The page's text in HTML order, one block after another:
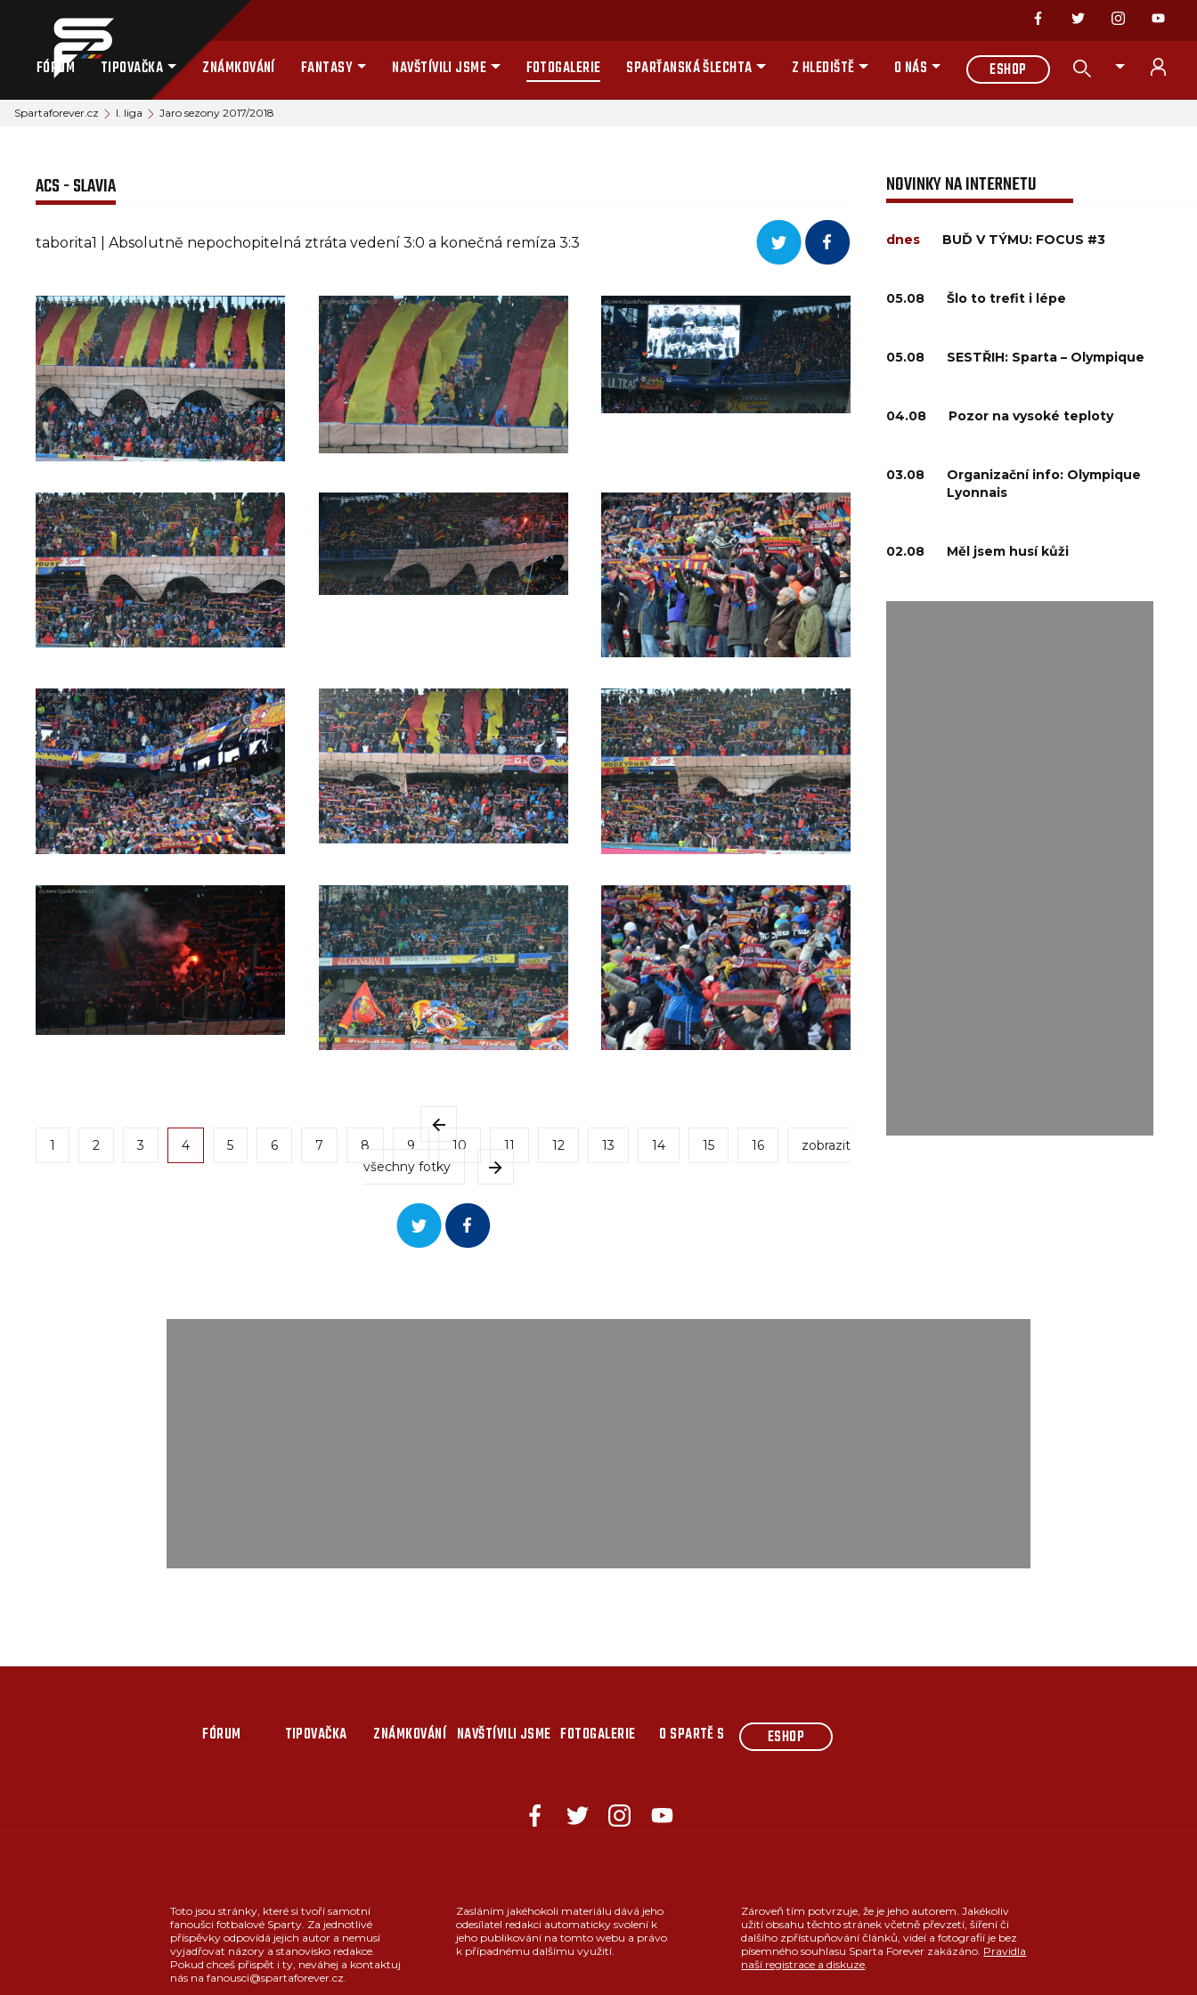
FÓRUM TIPOVAČKA ZNÁMKOVÁNÍ FANTASY NAVŠTÍVILI JSME FOTOGALERIE SPARŤANSKÁ ŠLECHTA Z HLEDIŠTĚ O NÁS ESHOP
Spartaforever.cz I. liga Jaro sezony 2017/2018
ACS - SLAVIA
taborita1 | Absolutně nepochopitelná ztráta vedení 3:0 a konečná remíza 3:3
1 2 3 4 5 6 7 8 9 10 11 12 13 14 15 16
zobrazit
všechny fotky
NOVINKY NA INTERNETU
dnes BUĎ V TÝMU: FOCUS #3
05.08 Šlo to trefit i lépe
05.08 SESTŘIH: Sparta – Olympique
04.08 Pozor na vysoké teploty
03.08
Organizační info: Olympique
Lyonnais
02.08 Měl jsem husí kůži
FÓRUM TIPOVAČKA ZNÁMKOVÁNÍ NAVŠTÍVILI JSME FOTOGALERIE O SPARTĚ S ESHOP
Toto jsou stránky, které si tvoří samotní
fanoušci fotbalové Sparty. Za jednotlivé
příspěvky odpovídá jejich autor a nemusí
vyjadřovat názory a stanovisko redakce.
Pokud chceš přispět i ty, neváhej a kontaktuj
nás na fanousci@spartaforever.cz.
Zasláním jakéhokoli materiálu dává jeho
odesílatel redakci automaticky svolení k
jeho publikování na tomto webu a právo
k případnému dalšímu využití.
Zároveň tím potvrzuje, že je jeho autorem. Jakékoliv
užití obsahu těchto stránek včetně převzetí, šíření či
dalšího zpřístupňování článků, videí a fotografií je bez
písemného souhlasu Sparta Forever zakázáno. Pravidla
naší registrace a diskuze.